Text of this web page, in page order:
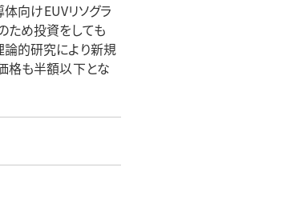
向けEUVリソグラ
ため投資をしても
論的研究により新規
格も半額以下とな